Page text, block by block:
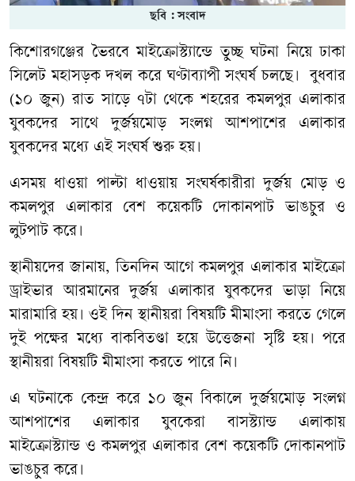
ছবি : সংবাদ
কিশোরগঞ্জের ভৈরবে মাইক্রোস্ট্যান্ডে তুচ্ছ ঘটনা নিয়ে ঢাকা
সিলেট মহাসড়ক দখল করে ঘণ্টাব্যাপী সংঘর্ষ চলছে। বুধবার
(১০ জুন) রাত সাড়ে ৭টা থেকে শহরের কমলপুর এলাকার
যুবকদের সাথে দুর্জয়মোড় সংলগ্ন আশপাশের এলাকার
যুবকদের মধ্যে এই সংঘর্ষ শুরু হয়।
এসময় ধাওয়া পাল্টা ধাওয়ায় সংঘর্ষকারীরা দুর্জয় মোড় ও
কমলপুর এলাকার বেশ কয়েকটি দোকানপাট ভাঙচুর ও
লুটপাট করে।
স্থানীয়দের জানায়, তিনদিন আগে কমলপুর এলাকার মাইক্রো
ড্রাইভার আরমানের দুর্জয় এলাকার যুবকদের ভাড়া নিয়ে
মারামারি হয়। ওই দিন স্থানীয়রা বিষয়টি মীমাংসা করতে গেলে
দুই পক্ষের মধ্যে বাকবিতণ্ডা হয়ে উত্তেজনা সৃষ্টি হয়। পরে
স্থানীয়রা বিষয়টি মীমাংসা করতে পারে নি।
এ ঘটনাকে কেন্দ্র করে ১০ জুন বিকালে দুর্জয়মোড় সংলগ্ন
আশপাশের এলাকার যুবকেরা বাসস্ট্যান্ড এলাকায়
মাইক্রোস্ট্যান্ড ও কমলপুর এলাকার বেশ কয়েকটি দোকানপাট
ভাঙচুর করে।